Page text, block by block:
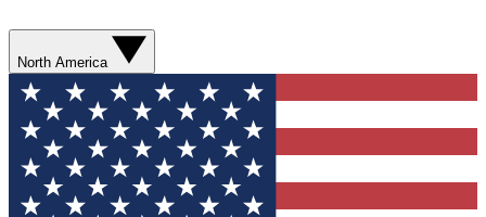
North America